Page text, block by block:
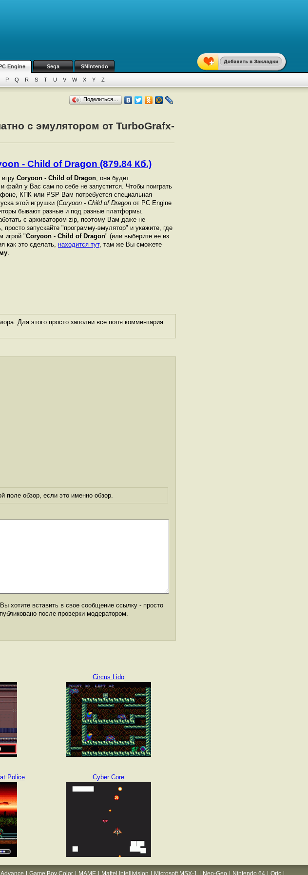
Engine Sega SNintendo
P Q R S T U V W X Y Z
Поделиться…
с эмулятором от TurboGrafx-
- Child of Dragon (879.84 Кб.)
Coryoon - Child of Dragon, она будет
файл у Вас сам по себе не запустится. Чтобы поиграть
КПК или PSP Вам потребуется специальная
этой игрушки (Coryoon - Child of Dragon от PC Engine
бывают разные и под разные платформы.
с архиватором zip, поэтому Вам даже не
просто запускайте "программу-эмулятор" и укажите, где
игрой "Coryoon - Child of Dragon" (или выберите ее из
как это сделать, находится тут, там же Вы сможете
.
Для этого просто заполни все поля комментария
поле обзор, если это именно обзор.
хотите вставить в свое сообщение ссылку - просто
после проверки модератором.
Circus Lido
Police Cyber Core
Game Boy Color MAME Mattel Intellivision Microsoft MSX-1 Neo-Geo Nintendo 64 Oric